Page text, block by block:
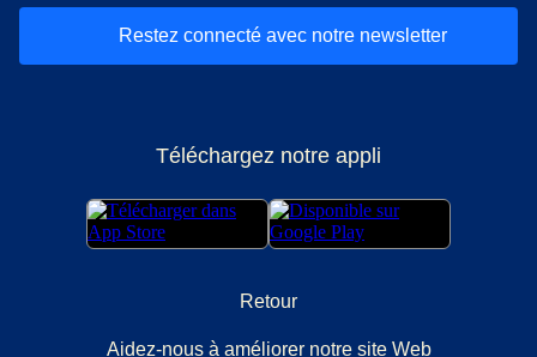
Restez connecté avec notre newsletter
Téléchargez notre appli
Retour
Aidez-nous à améliorer notre site Web